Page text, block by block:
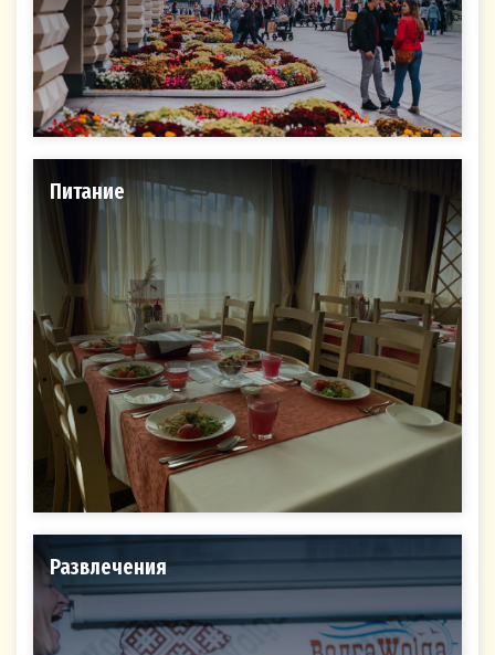
Питание
Развлечения
ответственностью «Теплоходная компания
«Большой МАЯК» (ООО «Большой МАЯК»),
614000, Пермский край, г. Пермь, ул. Газеты
Звезда, д. 8, 1 этаж; ИНН 5902040240; ОГРН
volgawolga.ru.
Подтверждением подписания (принятия) мной
Согласия на обработку персональных данных
после того, как я ознакомился(-ась) с текстом
настоящего Согласия перед Подпиской на
рассылку на Сайте, является проставление
галочки рядом со ссылкой на текст «Я даю
своё Согласие на обработку персональных
данных»:
Согласие на обработку персональных данных
дается мной с целью направления и получения
мной информационных и рекламных рассылок
(далее - рассылок) от Оператора о проводимых
им мероприятиях, рекламных кампаниях,
конкурсах, а также о предлагаемых